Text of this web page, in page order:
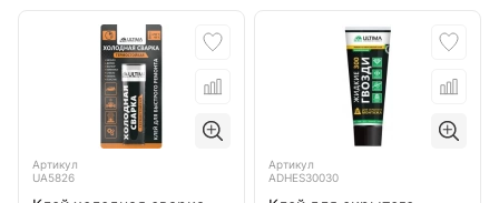
Артикул
UA5826
Артикул
ADHES30030